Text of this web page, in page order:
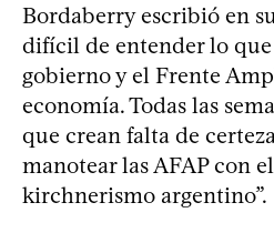
Bordaberry escribió en
difícil de entender lo
gobierno y el Frente
economía. Todas las
que crean falta de
manotear las AFAP con
kirchnerismo argentino”.